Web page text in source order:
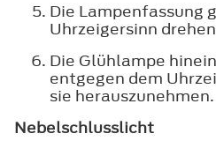
Die Lampenfassung
Uhrzeigersinn
Die Glühlampe
entgegen dem
sie herauszunehmen.
Nebelschlusslicht